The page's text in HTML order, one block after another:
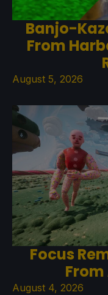
Banjo-
From
August 5, 2026
Focus
August 4, 2026